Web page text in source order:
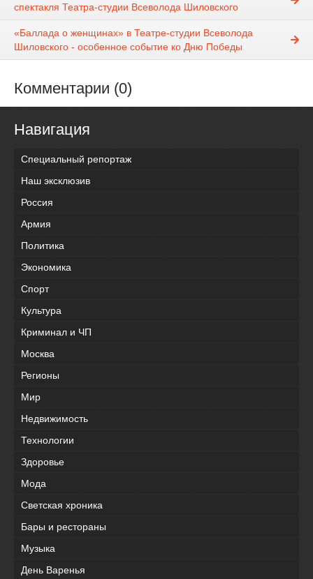
спектакля Театра-студии Всеволода Шиловского
«Баллада о женщинах» в Театре-студии Всеволода
Шиловского - особенное событие ко Дню Победы
Комментарии (0)
Навигация
Специальный репортаж
Наш эксклюзив
Россия
Армия
Политика
Экономика
Спорт
Культура
Криминал и ЧП
Москва
Регионы
Мир
Недвижимость
Технологии
Здоровье
Мода
Светская хроника
Бары и рестораны
Музыка
День Варенья